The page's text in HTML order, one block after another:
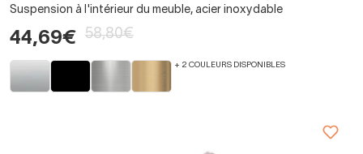
Suspension à l'intérieur du meuble, acier inoxydable
44,69€ 58,80€
+ 2 COULEURS DISPONIBLES